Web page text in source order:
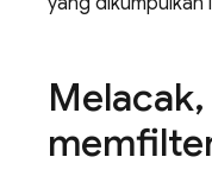
Melacak,